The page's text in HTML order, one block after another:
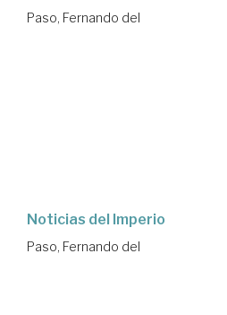
Paso, Fernando del
Noticias del Imperio
Paso, Fernando del